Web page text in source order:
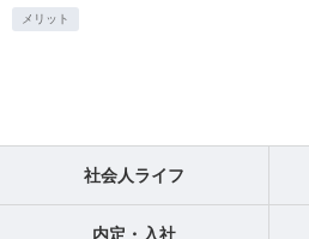
メリット
社会人ライフ
内定・入社